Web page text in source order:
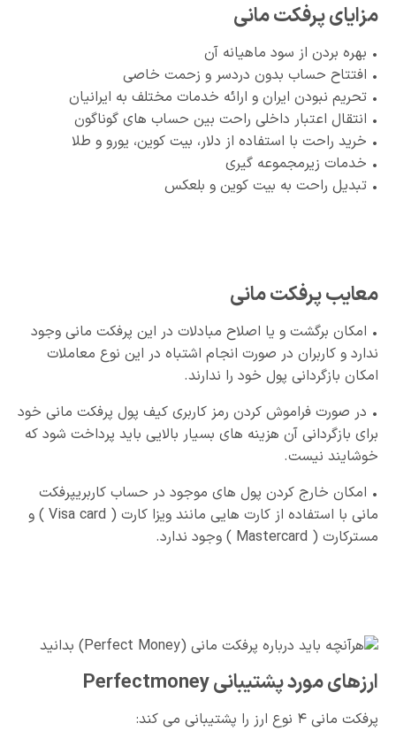
مزایای پرفکت مانی
• بهره بردن از سود ماهیانه آن
• افتتاح حساب بدون دردسر و زحمت خاصی
• تحریم نبودن ایران و ارائه خدمات مختلف به ایرانیان
• انتقال اعتبار داخلی راحت بین حساب های گوناگون
• خرید راحت با استفاده از دلار، بیت کوین، یورو و طلا
• خدمات زیرمجموعه گیری
• تبدیل راحت به بیت کوین و بلعکس
معایب پرفکت مانی
• امکان برگشت و یا اصلاح مبادلات در این پرفکت مانی وجود
ندارد و کاربران در صورت انجام اشتباه در این نوع معاملات
امکان بازگردانی پول خود را ندارند.
• در صورت فراموش کردن رمز کاربری کیف پول پرفکت مانی خود
برای بازگردانی آن هزینه های بسیار بالایی باید پرداخت شود که
خوشایند نیست.
• امکان خارج کردن پول های موجود در حساب کاربریپرفکت
مانی با استفاده از کارت هایی مانند ویزا کارت ( Visa card ) و
مسترکارت ( Mastercard ) وجود ندارد.
ارزهای مورد پشتیبانی Perfectmoney
پرفکت مانی ۴ نوع ارز را پشتیبانی می کند: